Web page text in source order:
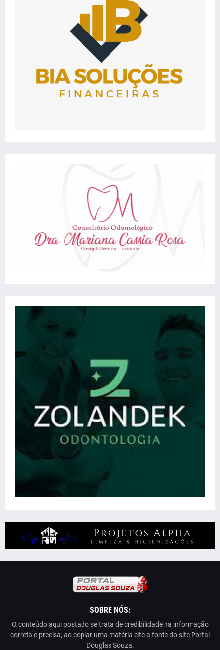
SOBRE NÓS:
O conteúdo aqui postado se trata de credibilidade na informação
correta e precisa, ao copiar uma matéria cite a fonte do site Portal
Douglas Souza.